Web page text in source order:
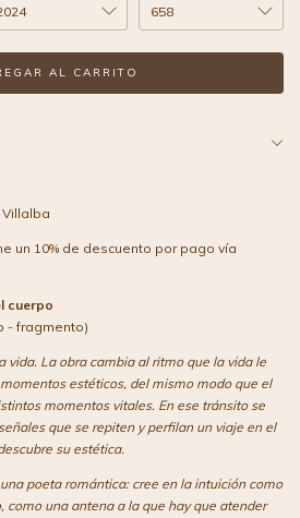
un 10% de descuento por pago vía
cuerpo
- fragmento)
vida. La obra cambia al ritmo que la vida le
estéticos, del mismo modo que el
momentos vitales. En ese tránsito se
que se repiten y perfilan un viaje en el
su estética.
poeta romántica: cree en la intuición como
como una antena a la que hay que atender